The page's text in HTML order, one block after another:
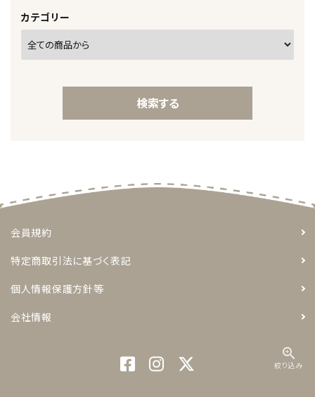
カテゴリー
検索する
zoom_in
絞り込み
会員規約
特定商取引法に基づく表記
個人情報保護方針等
会社情報